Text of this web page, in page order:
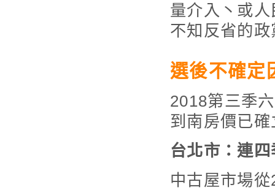
量介入丶或
不知反省的
選後不確定
2018第三季
到南房價已
台北市：連
中古屋市場